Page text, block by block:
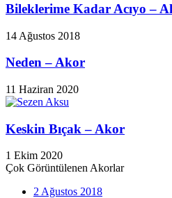
Bileklerime Kadar Acıyo –
14 Ağustos 2018
Neden – Akor
11 Haziran 2020
Keskin Bıçak – Akor
1 Ekim 2020
Çok Görüntülenen Akorlar
2 Ağustos 2018